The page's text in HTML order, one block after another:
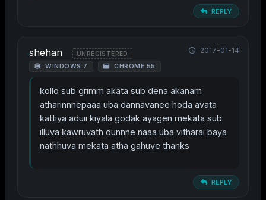
REPLY
shehan UNREGISTERED
WINDOWS 7 CHROME 55
2017-01-14
kollo sub grimm akata sub dena akanam
atharinnnepaaa uba dannavanee hoda avata
kattiya aduii kiyala godak ayagen mekata sub
illuva kawruvath dunnne naaa uba vitharai baya
nathhuva mekata atha gahuve thanks
REPLY